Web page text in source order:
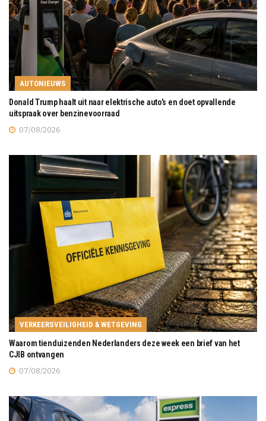
AUTONIEUWS
Donald Trump haalt uit naar elektrische auto’s en doet opvallende
uitspraak over benzinevoorraad
07/08/2026
VERKEERSVEILIGHEID & WETGEVING
Waarom tienduizenden Nederlanders deze week een brief van het
CJIB ontvangen
07/08/2026